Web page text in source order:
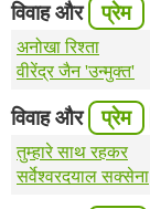
विवाह और प्रेम
अनोखा रिश्ता
वीरेंद्र जैन 'उन्मुक्त'
विवाह और प्रेम
तुम्हारे साथ रहकर
सर्वेश्वरदयाल सक्सेना